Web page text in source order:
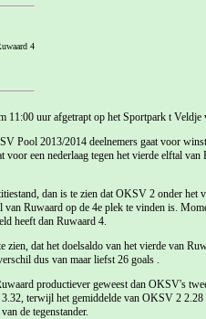
11:00 uur afgetrapt op het Sportpark t
Pool 2013/2014 deelnemers gaat voor
voor een nederlaag tegen het vierde elftal
dan is te zien dat OKSV 2 onder
van Ruwaard op de 4e plek te vinden is.
heeft dan Ruwaard 4.
dat het doelsaldo van het vierde van
dus van maar liefst 26 goals .
productiever geweest dan OKSV's
terwijl het gemiddelde van OKSV 2
de tegenstander.